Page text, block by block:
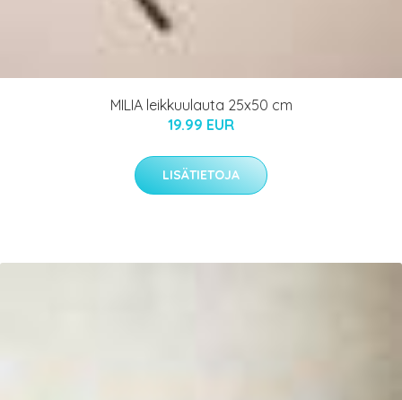
MILIA leikkuulauta 25x50 cm
19.99 EUR
LISÄTIETOJA